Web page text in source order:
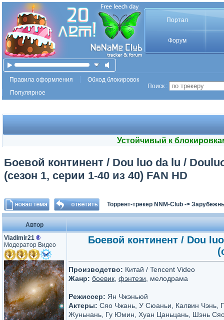
Портал
Форум
Правила оформления
Обход блокировок
Популярное
Поиск :
Устойчивый к
Боевой континент / Dou luo da lu /
(сезон 1, серии 1-40 из 40) FAN HD
Торрент-трекер NNM-Club ->
Автор
Vladimir21 ®
Модератор Видео
Боевой континент / Dou
Производство: Китай / Tencent Video
Жанр: боевик фэнтези , мелодрама
Режиссер: Ян Чжэньюй
Актеры: Сяо Чжань, У Сюаньи, Калвин Чэнь,
Жуньнань, Гу Юмин, Хуан Цаньцань, Шэнь